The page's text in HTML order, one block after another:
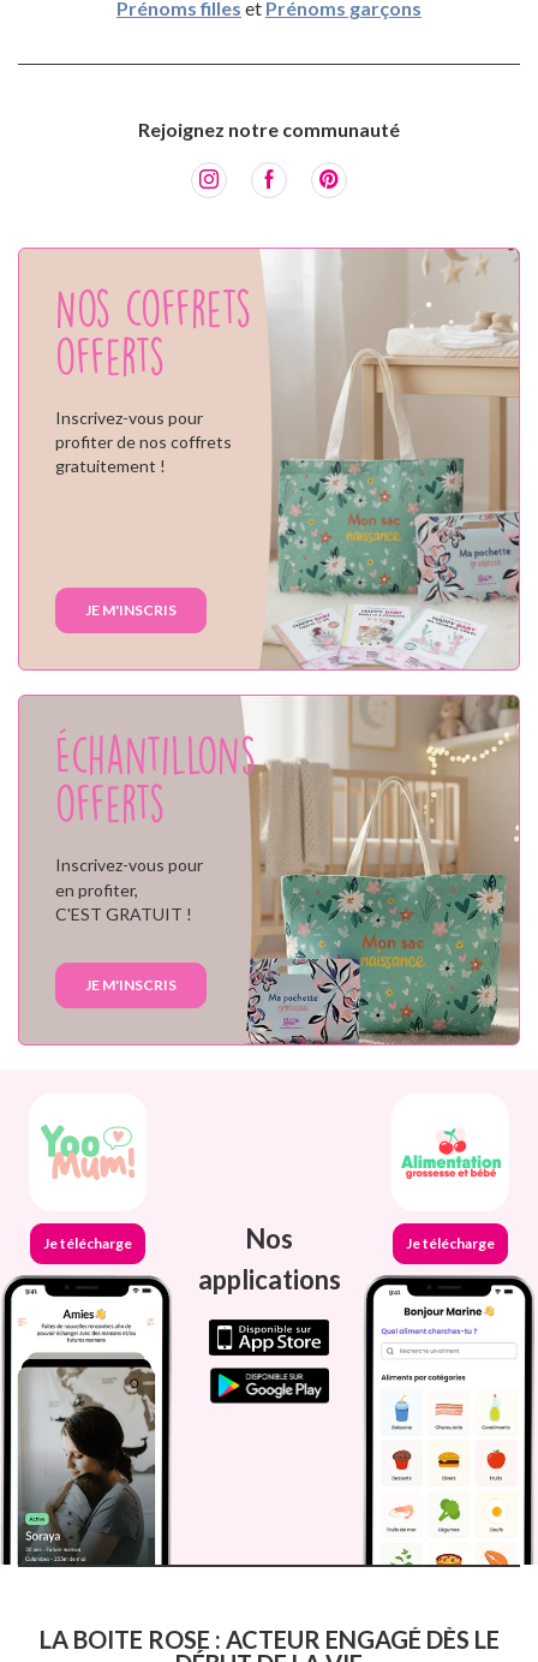
Prénoms filles et Prénoms garçons
Rejoignez notre communauté
Nos coffrets
offerts
Inscrivez-vous pour
profiter de nos coffrets
gratuitement !
JE M'INSCRIS
Échantillons
offerts
Inscrivez-vous pour
en profiter,
C'EST GRATUIT !
JE M'INSCRIS
Je télécharge
Nos
applications
Je télécharge
LA BOITE ROSE : ACTEUR ENGAGÉ DÈS LE